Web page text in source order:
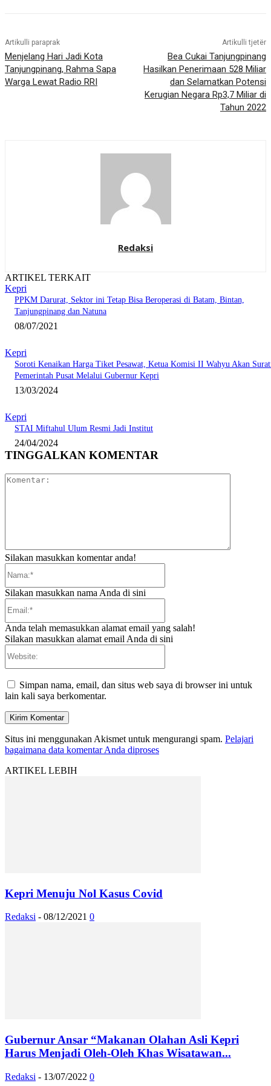
Artikulli paraprak
Menjelang Hari Jadi Kota
Tanjungpinang, Rahma Sapa
Warga Lewat Radio RRI
Artikulli tjetër
Bea Cukai Tanjungpinang
Hasilkan Penerimaan 528 Miliar
dan Selamatkan Potensi
Kerugian Negara Rp3,7 Miliar di
Tahun 2022
Redaksi
ARTIKEL TERKAIT
Kepri
PPKM Darurat, Sektor ini Tetap Bisa Beroperasi di Batam, Bintan,
Tanjungpinang dan Natuna
08/07/2021
Kepri
Soroti Kenaikan Harga Tiket Pesawat, Ketua Komisi II Wahyu Akan
Pemerintah Pusat Melalui Gubernur Kepri
13/03/2024
Kepri
STAI Miftahul Ulum Resmi Jadi Institut
24/04/2024
TINGGALKAN KOMENTAR
Silakan masukkan komentar anda!
Silakan masukkan nama Anda di sini
Anda telah memasukkan alamat email yang salah!
Silakan masukkan alamat email Anda di sini
Simpan nama, email, dan situs web saya di browser ini untuk
lain kali saya berkomentar.
Situs ini menggunakan Akismet untuk mengurangi spam. Pelajari
bagaimana data komentar Anda diproses
ARTIKEL LEBIH
Kepri Menuju Nol Kasus Covid
Redaksi - 08/12/2021 0
Gubernur Ansar “Makanan Olahan Asli Kepri
Harus Menjadi Oleh-Oleh Khas Wisatawan...
Redaksi - 13/07/2022 0